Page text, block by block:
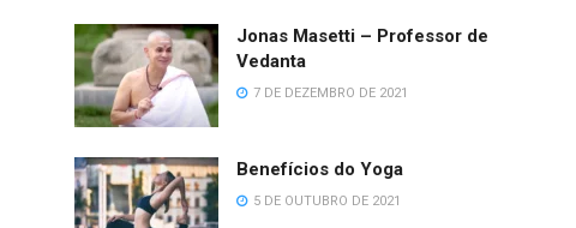
Jonas Masetti – Professor de
Vedanta
7 DE DEZEMBRO DE 2021
Benefícios do Yoga
5 DE OUTUBRO DE 2021